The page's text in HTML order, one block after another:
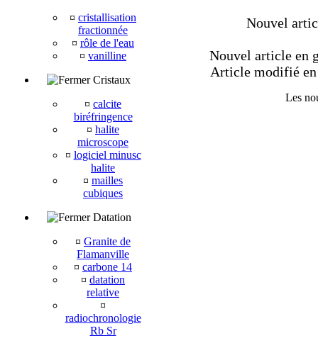
¤ cristallisation
fractionnée
¤ rôle de l'eau
¤ vanilline
Cristaux
¤ calcite
biréfringence
¤ halite
microscope
¤ logiciel minusc
halite
¤ mailles
cubiques
Datation
¤ Granite de
Flamanville
¤ carbone 14
¤ datation
relative
¤
radiochronologie
Rb Sr
Nouvel
Nouvel article en
Article modifié
Les